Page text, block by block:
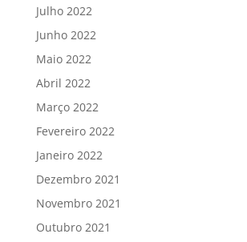
Julho 2022
Junho 2022
Maio 2022
Abril 2022
Março 2022
Fevereiro 2022
Janeiro 2022
Dezembro 2021
Novembro 2021
Outubro 2021